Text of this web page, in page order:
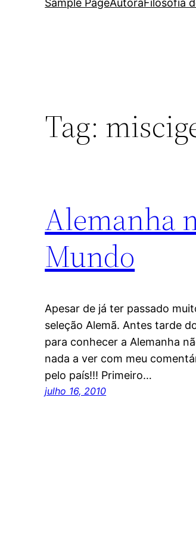
Sample PageAutoraFilosofia
Tag:
Alemanha
Mundo
Apesar de já ter passado
seleção Alemã. Antes tarde
para conhecer a Alemanha
nada a ver com meu
pelo país!!! Primeiro…
julho 16, 2010